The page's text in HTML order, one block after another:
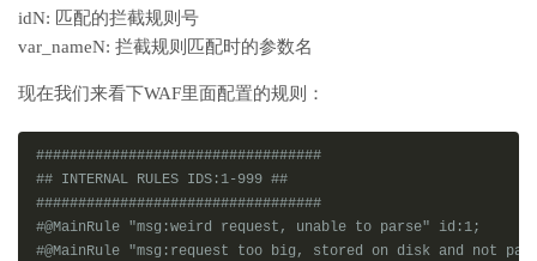
idN: 匹配的拦截规则号
var_nameN: 拦截规则匹配时的参数名
现在我们来看下WAF里面配置的规则：
##################################
## INTERNAL RULES IDS:1-999 ##
##################################
#@MainRule "msg:weird request, unable to parse" id:1;
#@MainRule "msg:request too big, stored on disk and not